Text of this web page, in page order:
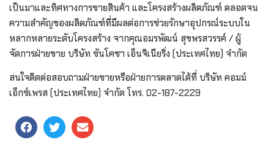
เป็นมาและทิศทางการขายสินค้า และโครงสร้างผลิตภัณฑ์ ตลอดจน
ความสำคัญของผลิตภัณฑ์ที่มีผลต่อการช่วยรักษาอุปกรณ์ระบบใน
หลากหลายระดับโครงสร้าง จากคุณอมรพัฒน์ สุขพรสวรรค์ / ผู้
จัดการฝ่ายขาย บริษัท ซันโคชา เอ็นจิเนียริ่ง (ประเทศไทย) จำกัด
สนใจติดต่อสอบถามฝ่ายขายหรือฝ่ายการตลาดได้ที่ บริษัท คอมม์
เอ็กซ์เพรส (ประเทศไทย) จำกัด โทร. 02-187-2229